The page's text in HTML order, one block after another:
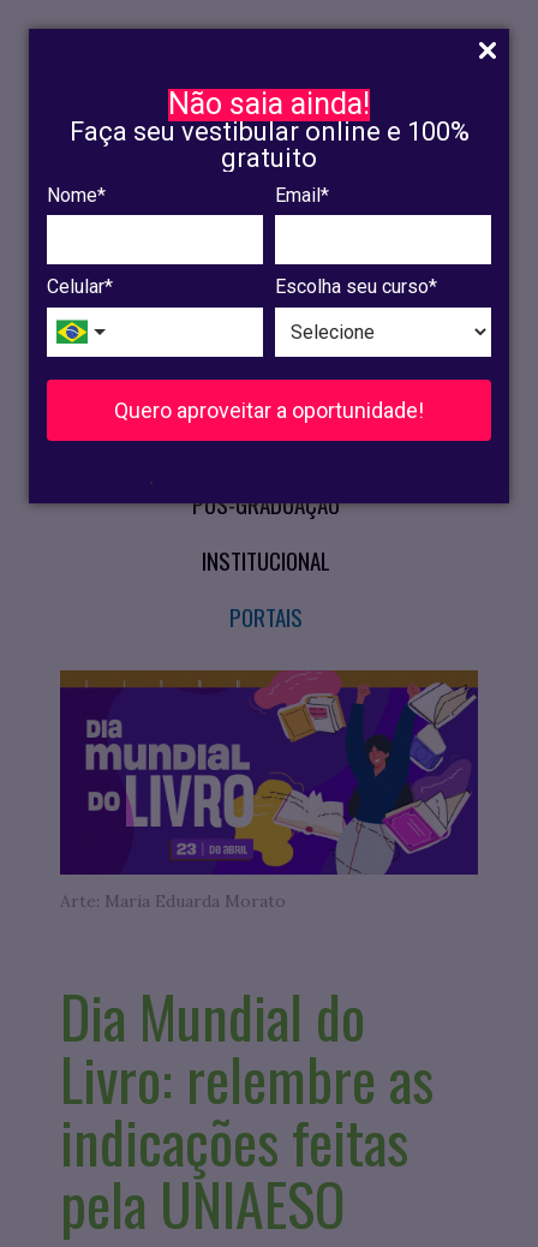
Não saia ainda!
Faça seu vestibular online e 100%
gratuito
Nome* Email*
Celular* Escolha seu curso*
Quero aproveitar a oportunidade!
.
INSCRIÇÃO
OLINDA
RECIFE
VESTIBULAR
CURSOS PRESENCIAIS
PÓS-GRADUAÇÃO
INSTITUCIONAL
PORTAIS
Arte: Maria Eduarda Morato
Dia Mundial do
Livro: relembre as
indicações feitas
pela UNIAESO